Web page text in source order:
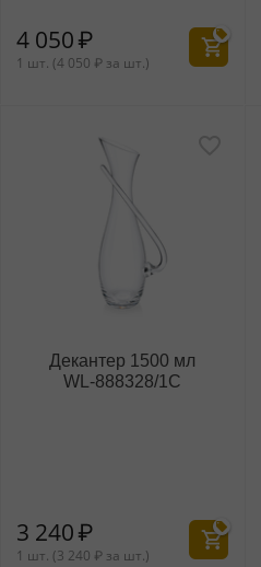
4 050₽
1 шт. (4 050 ₽ за шт.)
Декантер 1500 мл
WL‑888328/1C
3 240₽
1 шт. (3 240 ₽ за шт.)